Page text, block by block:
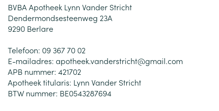
BVBA Apotheek Lynn Vander Stricht
Dendermondsesteenweg 23A
9290 Berlare
Telefoon: 09 367 70 02
E-mailadres: apotheek.vanderstricht@gmail.com
APB nummer: 421702
Apotheek titularis: Lynn Vander Stricht
BTW nummer: BE0543287694